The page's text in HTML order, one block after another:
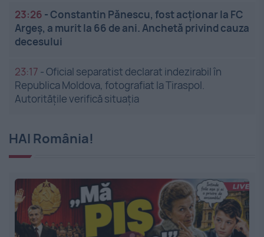
23:26 -Constantin Pănescu, fost acționar la FC
Argeș, a murit la 66 de ani. Anchetă privind cauza
decesului
23:17 -Oficial separatist declarat indezirabil în
Republica Moldova, fotografiat la Tiraspol.
Autoritățile verifică situația
HAI România!